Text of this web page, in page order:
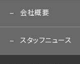
会社概要
スタッフニュース